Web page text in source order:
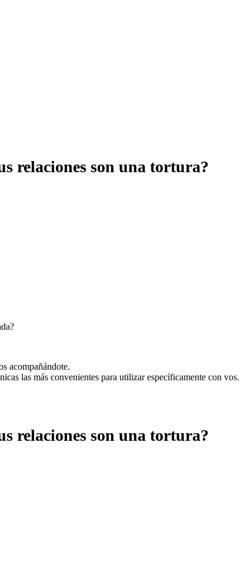
relaciones son una tortura?
acompañándote.
las más convenientes para utilizar específicamente con vos.
relaciones son una tortura?